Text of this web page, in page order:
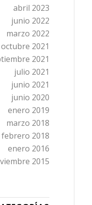
abril 2023
junio 2022
marzo 2022
octubre 2021
2021
julio 2021
junio 2021
junio 2020
enero 2019
marzo 2018
febrero 2018
enero 2016
2015